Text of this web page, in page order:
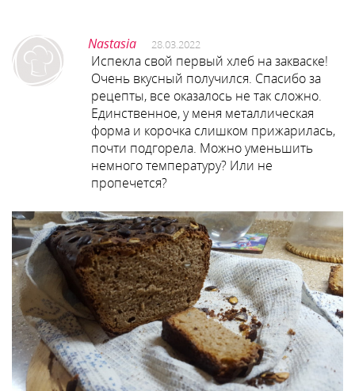
Nastasia 28.03.2022
Испекла свой первый хлеб на закваске!
Очень вкусный получился. Спасибо за
рецепты, все оказалось не так сложно.
Единственное, у меня металлическая
форма и корочка слишком прижарилась,
почти подгорела. Можно уменьшить
немного температуру? Или не
пропечется?